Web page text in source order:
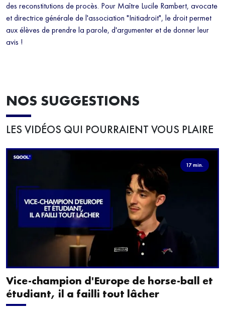
des reconstitutions de procès. Pour Maître Lucile Rambert, avocate
et directrice générale de l'association "Initiadroit", le droit permet
aux élèves de prendre la parole, d'argumenter et de donner leur
avis !
NOS SUGGESTIONS
LES VIDÉOS QUI POURRAIENT VOUS PLAIRE
17 min.
Vice-champion d'Europe de horse-ball et
étudiant, il a failli tout lâcher